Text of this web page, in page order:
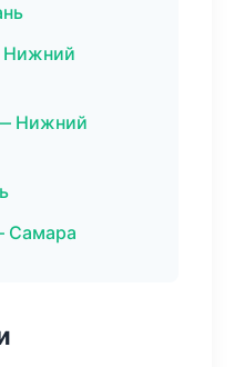
Нижний
Нижний
Самара